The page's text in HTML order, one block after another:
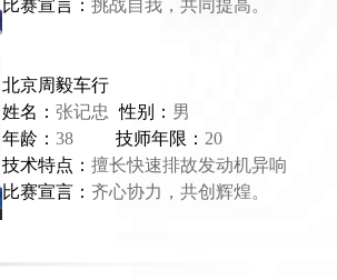
比赛宣言： 挑战自我，共同提高。
北京周毅车行
姓名： 张记忠 性别： 男
年龄： 38 技师年限： 20
技术特点： 擅长快速排故发动机异响
比赛宣言： 齐心协力，共创辉煌。